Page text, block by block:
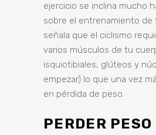
ejercicio se inclina mucho
sobre el entrenamiento de
señala que el ciclismo
varios músculos de tu
isquiotibiales, glúteos y
empezar) lo que una vez
en pérdida de peso.
PERDER PESO